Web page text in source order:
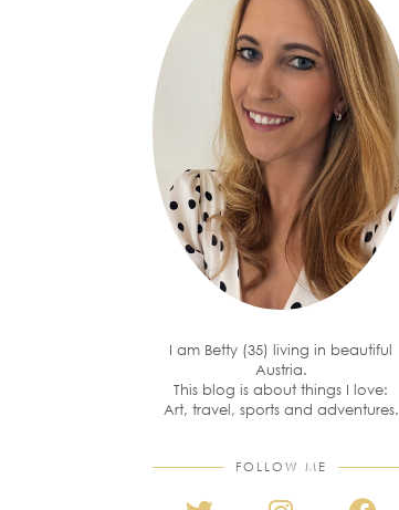
I am Betty (35) living in beautiful
Austria.
This blog is about things I love:
Art, travel, sports and adventures.
FOLLOW ME